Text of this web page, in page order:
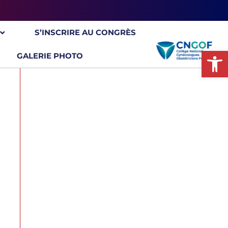
S’INSCRIRE AU CONGRÈS
GALERIE PHOTO